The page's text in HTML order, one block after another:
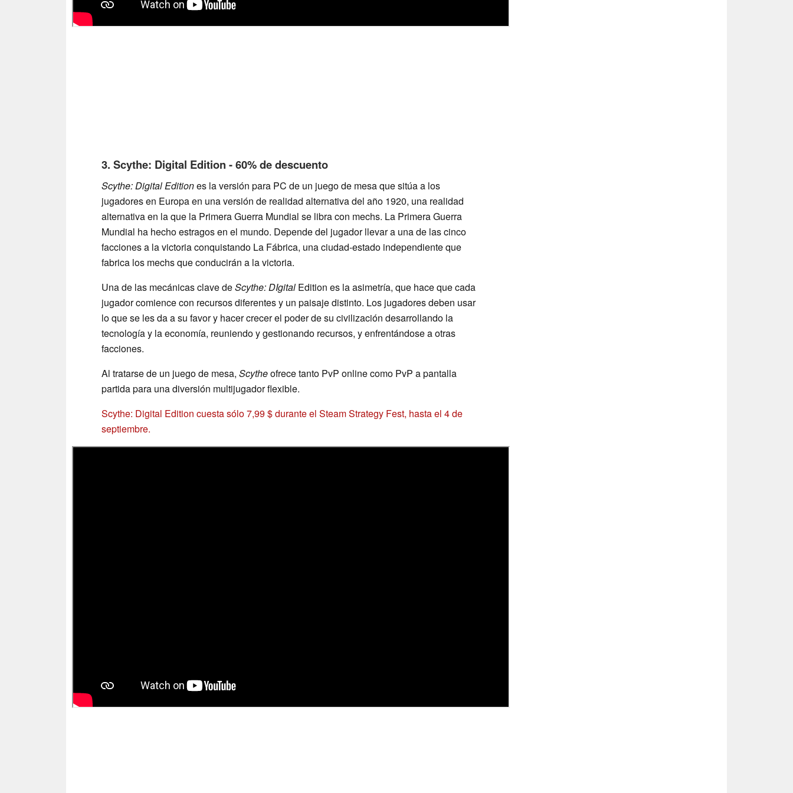
3. Scythe: Digital Edition - 60% de descuento
Scythe: Digital Editiones la versión para PC de un juego de mesa que sitúa a los
jugadores en Europa en una versión de realidad alternativa del año 1920, una realidad
alternativa en la que la Primera Guerra Mundial se libra con mechs. La Primera Guerra
Mundial ha hecho estragos en el mundo. Depende del jugador llevar a una de las cinco
facciones a la victoria conquistando La Fábrica, una ciudad-estado independiente que
fabrica los mechs que conducirán a la victoria.
Una de las mecánicas clave deScythe: DIgital Edition es la asimetría, que hace que cada
jugador comience con recursos diferentes y un paisaje distinto. Los jugadores deben usar
lo que se les da a su favor y hacer crecer el poder de su civilización desarrollando la
tecnología y la economía, reuniendo y gestionando recursos, y enfrentándose a otras
facciones.
Al tratarse de un juego de mesa, Scytheofrece tanto PvP online como PvP a pantalla
partida para una diversión multijugador flexible.
Scythe: Digital Edition cuesta sólo 7,99 $ durante el Steam Strategy Fest, hasta el 4 de
septiembre.